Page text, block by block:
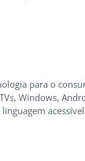
para o
Windows,